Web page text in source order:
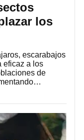
los
escarabajos
eficaz a los
de